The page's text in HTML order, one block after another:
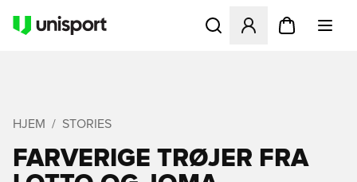
Åbner en Modal til at
HJEM STORIES
FARVERIGE TRØJER FRA